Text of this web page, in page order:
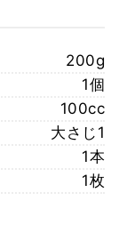
200g
1個
100cc
大さじ1
1本
1枚